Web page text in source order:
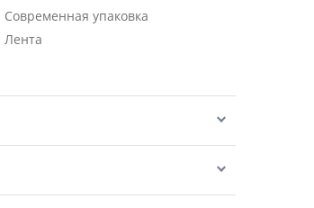
Современная упаковка
Лента